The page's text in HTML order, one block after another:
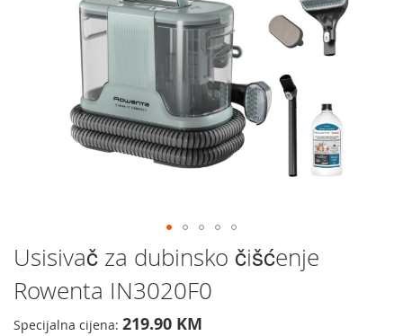
Preskočite
na
početak
galerije
slika
Usisivač za dubinsko čišćenje
Rowenta IN3020F0
Specijalna cijena 219.90 KM